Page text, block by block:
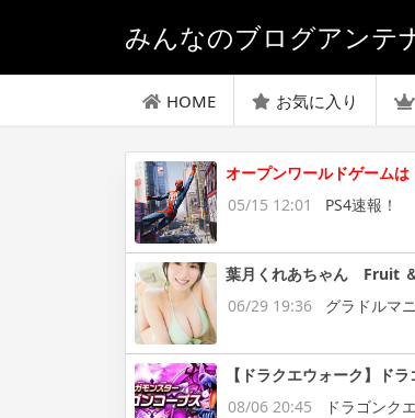
みんなのブログアンテ
HOME お気に入り
オープンワールドゲーム
05/15 12:01
PS4速報！
葉月くれあちゃん Fruit
06/29 19:36
グラドルマ
【ドラクエウォーク】ド
08/06 20:45
ドラゴンク